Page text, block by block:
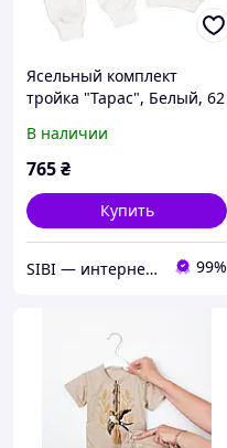
Ясельный комплект
тройка "Тарас", Белый, 62
В наличии
765₴
Купить
SIBI — интернет-магазин товаров для дома: текстиль, одежда для всей семьи 99%